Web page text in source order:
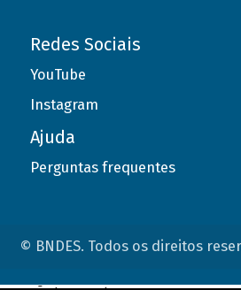
Redes Sociais
YouTube
Instagram
Ajuda
Perguntas frequentes
© BNDES. Todos os direitos